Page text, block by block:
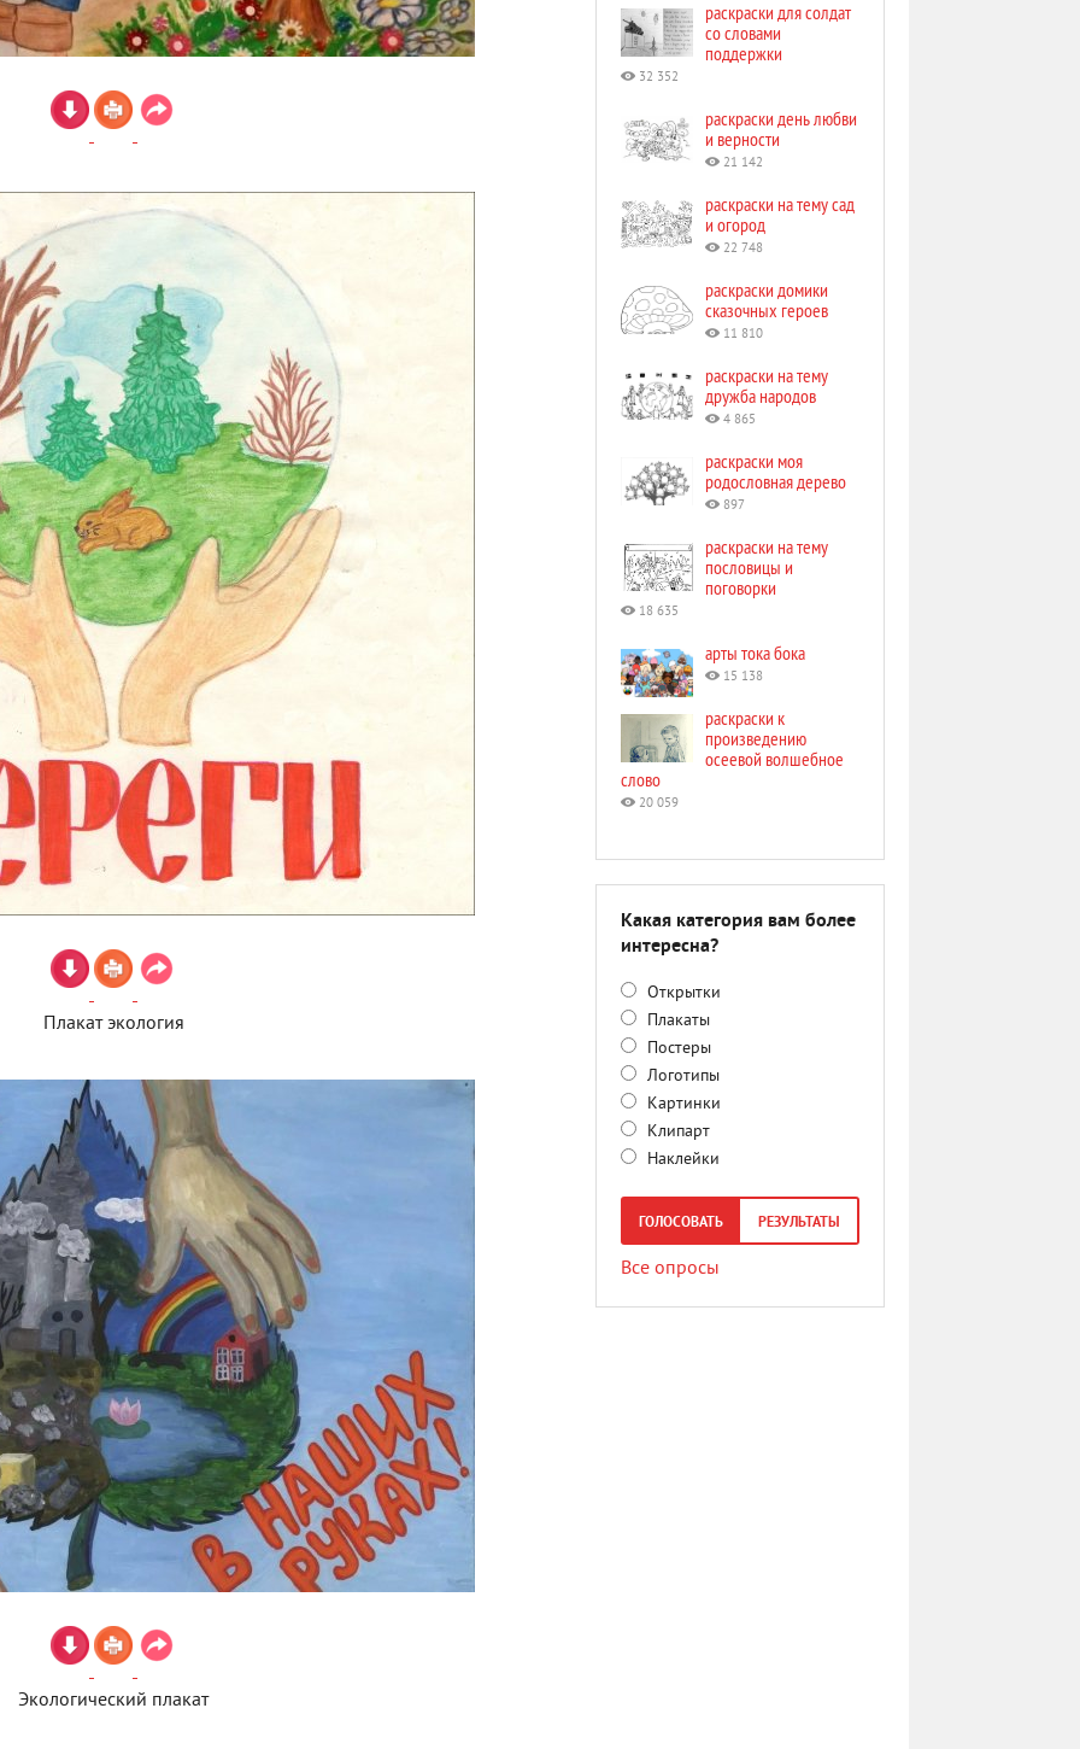
Плакат экология
Экологический плакат
раскраски для солдат
со словами
поддержки
32 352
раскраски день любви
и верности
21 142
раскраски на тему сад
и огород
22 748
раскраски домики
сказочных героев
11 810
раскраски на тему
дружба народов
4 865
раскраски моя
родословная дерево
897
раскраски на тему
пословицы и
поговорки
18 635
арты тока бока
15 138
раскраски к
произведению
осеевой волшебное
слово
20 059
Какая категория вам более
интересна?
Открытки
Плакаты
Постеры
Логотипы
Картинки
Клипарт
Наклейки
ГОЛОСОВАТЬ РЕЗУЛЬТАТЫ
Все опросы